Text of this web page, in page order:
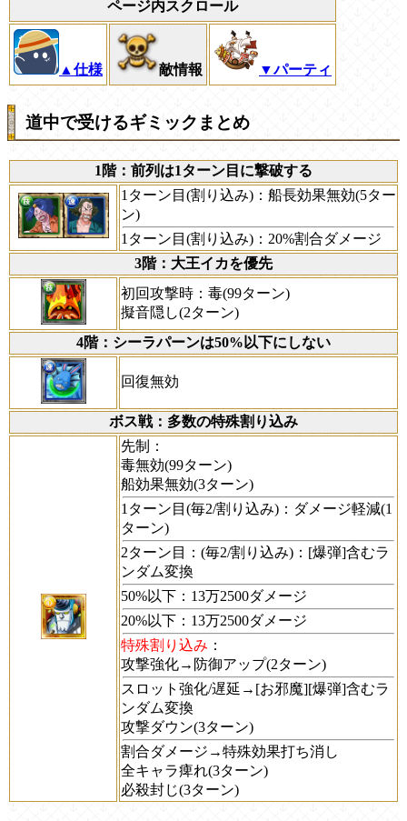
ページ内スクロール
▲仕様 敵情報 ▼パーティ
道中で受けるギミックまとめ
1階：前列は1ターン目に撃破する
1ターン目(割り込み)：船長効果無効(5ター
ン)
1ターン目(割り込み)：20%割合ダメージ
3階：大王イカを優先
初回攻撃時：毒(99ターン)
擬音隠し(2ターン)
4階：シーラパーンは50%以下にしない
回復無効
ボス戦：多数の特殊割り込み
先制：
毒無効(99ターン)
船効果無効(3ターン)
1ターン目(毎2/割り込み)：ダメージ軽減(1
ターン)
2ターン目：(毎2/割り込み)：[爆弾]含むラ
ンダム変換
50%以下：13万2500ダメージ
20%以下：13万2500ダメージ
特殊割り込み ：
攻撃強化→防御アップ(2ターン)
スロット強化/遅延→[お邪魔][爆弾]含むラ
ンダム変換
攻撃ダウン(3ターン)
割合ダメージ→特殊効果打ち消し
全キャラ痺れ(3ターン)
必殺封じ(3ターン)